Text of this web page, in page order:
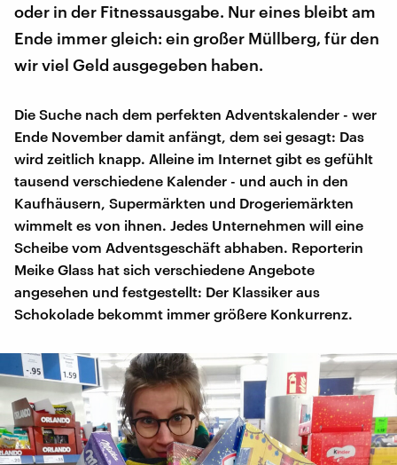
oder in der Fitnessausgabe. Nur eines bleibt am
Ende immer gleich: ein großer Müllberg, für den
wir viel Geld ausgegeben haben.
Die Suche nach dem perfekten Adventskalender - wer
Ende November damit anfängt, dem sei gesagt: Das
wird zeitlich knapp. Alleine im Internet gibt es gefühlt
tausend verschiedene Kalender - und auch in den
Kaufhäusern, Supermärkten und Drogeriemärkten
wimmelt es von ihnen. Jedes Unternehmen will eine
Scheibe vom Adventsgeschäft abhaben. Reporterin
Meike Glass hat sich verschiedene Angebote
angesehen und festgestellt: Der Klassiker aus
Schokolade bekommt immer größere Konkurrenz.